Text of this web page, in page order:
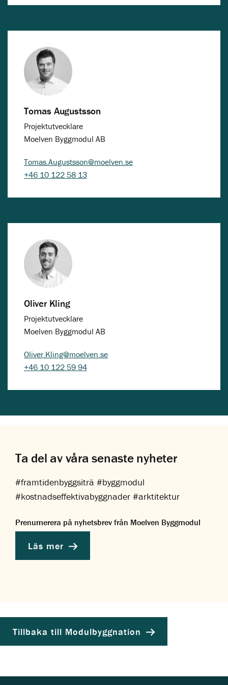
Tomas Augustsson
Projektutvecklare
Moelven Byggmodul AB
Tomas.Augustsson@moelven.se
+46 10 122 58 13
Oliver Kling
Projektutvecklare
Moelven Byggmodul AB
Oliver.Kling@moelven.se
+46 10 122 59 94
Ta del av våra senaste nyheter
#framtidenbyggsiträ #byggmodul
#kostnadseffektivabyggnader #arktitektur
Prenumerera på nyhetsbrev från Moelven Byggmodul
Läs mer
Tillbaka till Modulbyggnation